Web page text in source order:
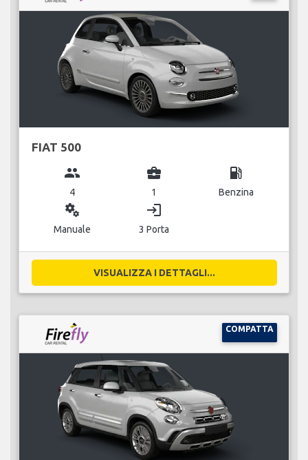
FIAT 500
group
4
business_center
1
local_gas_station
Benzina
miscellaneous_services
Manuale
login
3 Porta
VISUALIZZA I DETTAGLI...
COMPATTA